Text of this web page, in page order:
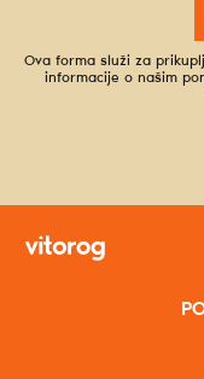
Ova forma služi za
informacije o našim